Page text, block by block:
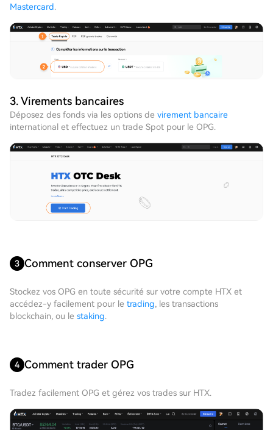
Mastercard.
3. Virements bancaires
Déposez des fonds via les options de virement bancaire
international et effectuez un trade Spot pour le OPG.
3 Comment conserver OPG
Stockez vos OPG en toute sécurité sur votre compte HTX et
accédez-y facilement pour le trading, les transactions
blockchain, ou le staking.
4 Comment trader OPG
Tradez facilement OPG et gérez vos trades sur HTX.